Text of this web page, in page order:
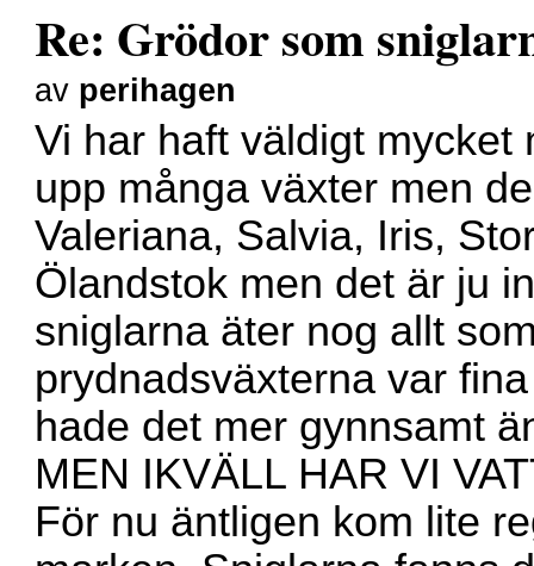
Re: Grödor som
av perihagen
Vi har haft väldigt mycket
upp många växter men
Valeriana, Salvia, Iris,
Ölandstok men det är ju
sniglarna äter nog allt
prydnadsväxterna var
hade det mer gynnsamt
MEN IKVÄLL HAR VI
För nu äntligen kom lite